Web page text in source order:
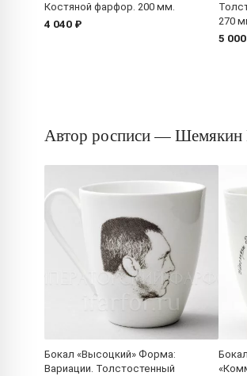
Костяной фарфор. 200 мм.
4 040 ₽
270
5
Автор росписи —
Бокал «Высоцкий» Форма:
Вариации. Толстостенный